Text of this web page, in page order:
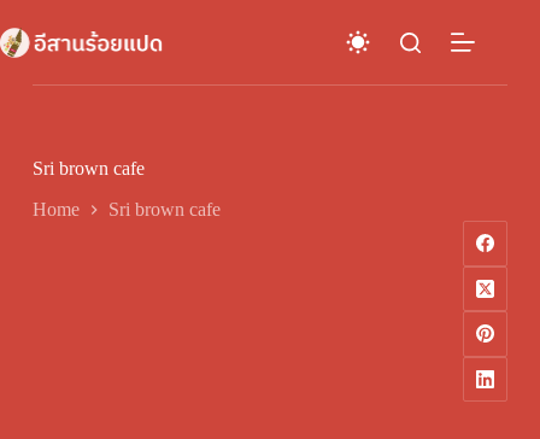
to
content
Sri brown cafe
Home Sri brown cafe